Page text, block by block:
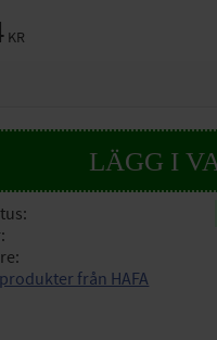
KR
från HAFA